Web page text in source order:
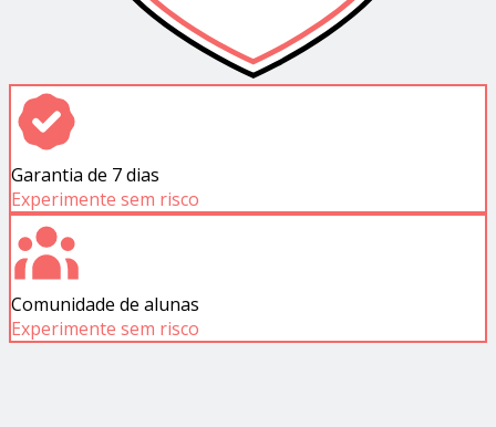
Garantia de 7 dias
Experimente sem risco
Comunidade de alunas
Experimente sem risco